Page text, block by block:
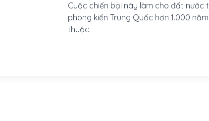
Cuộc chiến bại này làm cho đất
phong kiến Trung Quốc hơn 1.000
thuộc.